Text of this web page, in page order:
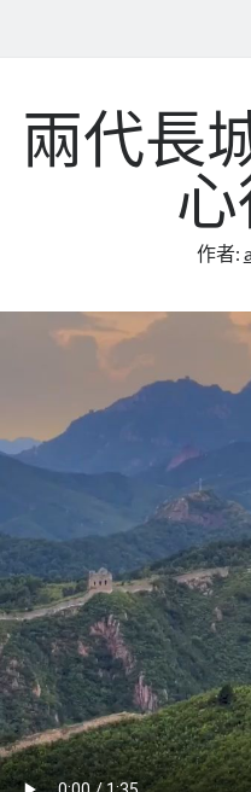
兩代長
作者: